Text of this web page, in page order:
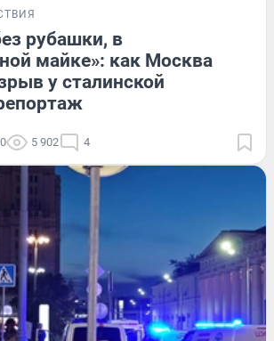
рубашки, в
майке»: как Москва
у сталинской
5 902 4